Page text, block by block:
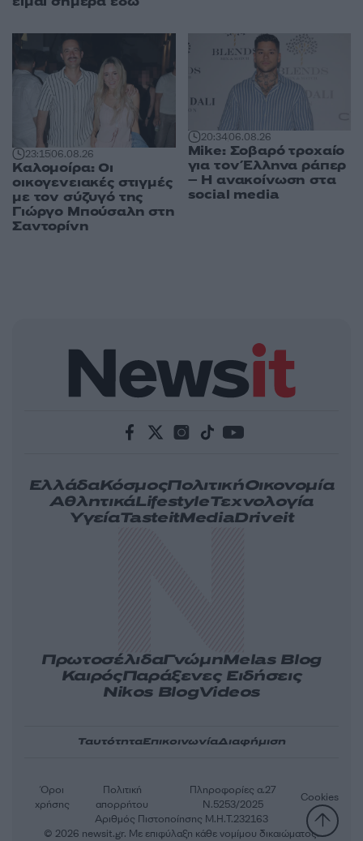
23:1506.08.26
Καλομοίρα: Οι
οικογενειακές στιγμές
με τον σύζυγό της
Γιώργο Μπούσαλη στη
Σαντορίνη
20:3406.08.26
Mike: Σοβαρό τροχαίο
για τον Έλληνα ράπερ
– Η ανακοίνωση στα
social media
ΕλλάδαΚόσμοςΠολιτικήΟικονομία
ΑθλητικάLifestyleΤεχνολογία
ΥγείαTasteitMediaDriveit
ΠρωτοσέλιδαΓνώμηMelas Blog
ΚαιρόςΠαράξενες Ειδήσεις
Nikos BlogVideos
ΤαυτότηταΕπικοινωνίαΔιαφήμιση
Αριθμός Πιστοποίησης Μ.Η.Τ.232163
Όροι
χρήσης
Πολιτική
απορρήτου
Πληροφορίες α.27
Ν.5253/2025
Cookies
© 2026 newsit.gr. Με επιφύλαξη κάθε νομίμου δικαιώματος.